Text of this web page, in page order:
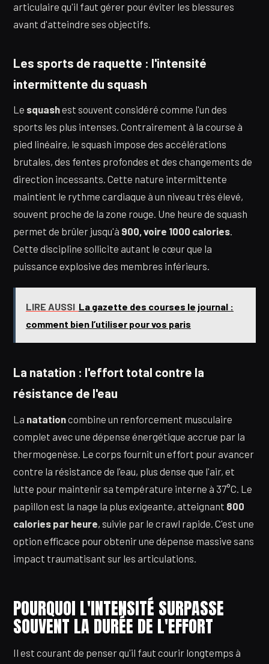
articulaire qu'il faut gérer pour éviter les blessures
avant d'atteindre ses objectifs.
Les sports de raquette : l'intensité
intermittente du squash
Le squashest souvent considéré comme l'un des
sports les plus intenses. Contrairement à la course à
pied linéaire, le squash impose des accélérations
brutales, des fentes profondes et des changements de
direction incessants. Cette nature intermittente
maintient le rythme cardiaque à un niveau très élevé,
souvent proche de la zone rouge. Une heure de squash
permet de brûler jusqu'à 900, voire 1000 calories.
Cette discipline sollicite autant le cœur que la
puissance explosive des membres inférieurs.
LIRE AUSSI La gazette des courses le journal :
comment bien l’utiliser pour vos paris
La natation : l'effort total contre la
résistance de l'eau
La natationcombine un renforcement musculaire
complet avec une dépense énergétique accrue par la
thermogenèse. Le corps fournit un effort pour avancer
contre la résistance de l'eau, plus dense que l'air, et
lutte pour maintenir sa température interne à 37°C. Le
papillon est la nage la plus exigeante, atteignant 800
calories par heure, suivie par le crawl rapide. C'est une
option efficace pour obtenir une dépense massive sans
impact traumatisant sur les articulations.
POURQUOI L'INTENSITÉ SURPASSE
SOUVENT LA DURÉE DE L'EFFORT
Il est courant de penser qu'il faut courir longtemps à